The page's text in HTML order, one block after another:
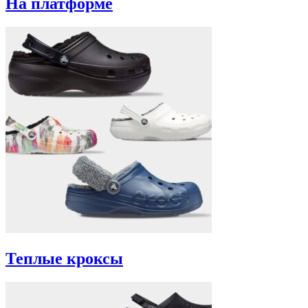
На платформе
Теплые кроксы